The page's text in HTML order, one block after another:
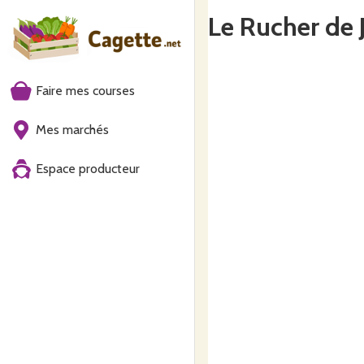
Faire mes courses
Mes marchés
Espace producteur
Le Rucher de